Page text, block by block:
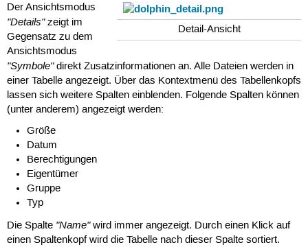
Detail-Ansicht
Der Ansichtsmodus
"Details"zeigt im
Gegensatz zu dem
Ansichtsmodus
"Symbole"direkt Zusatzinformationen an. Alle Dateien werden in
einer Tabelle angezeigt. Über das Kontextmenü des Tabellenkopfs
lassen sich weitere Spalten einblenden. Folgende Spalten können
(unter anderem) angezeigt werden:
Größe
Datum
Berechtigungen
Eigentümer
Gruppe
Typ
Die Spalte "Name"wird immer angezeigt. Durch einen Klick auf
einen Spaltenkopf wird die Tabelle nach dieser Spalte sortiert.